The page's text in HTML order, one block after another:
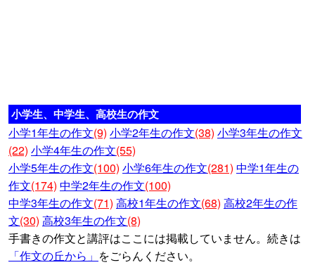
小学生、中学生、高校生の作文
小学1年生の作文(9) 小学2年生の作文(38) 小学3年生の作文
(22) 小学4年生の作文(55)
小学5年生の作文(100) 小学6年生の作文(281) 中学1年生の
作文(174) 中学2年生の作文(100)
中学3年生の作文(71) 高校1年生の作文(68) 高校2年生の作
文(30) 高校3年生の作文(8)
手書きの作文と講評はここには掲載していません。続きは
「作文の丘から」 をごらんください。